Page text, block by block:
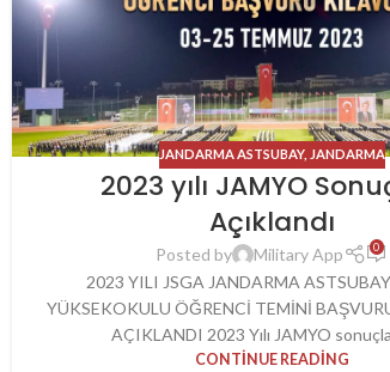
JANDARMA ASTSUBAY, JANDARMA
2023 yılı JAMYO
Açıklandı
Posted by Military App 0
2023 YILI JSGA JANDARMA
YÜKSEKOKULU ÖĞRENCİ TEMİNİ
AÇIKLANDI 2023 Yılı JAMYO
CONTINUE READING